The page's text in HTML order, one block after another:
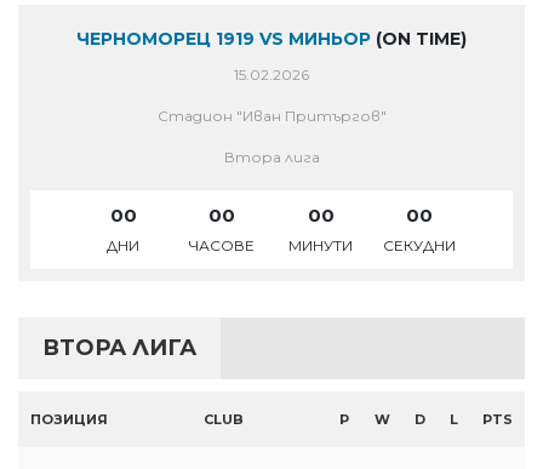
ЧЕРНОМОРЕЦ 1919 VS МИНЬОР (ON TIME)
15.02.2026
Стадион "Иван Притъргов"
Втора лига
00
ДНИ
00
ЧАСОВЕ
00
МИНУТИ
00
СЕКУДНИ
ВТОРА ЛИГА
ПОЗИЦИЯ CLUB P W D L PTS